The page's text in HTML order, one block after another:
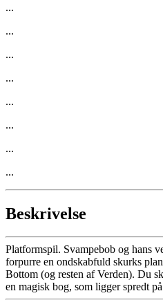
...
...
...
...
...
...
...
...
Beskrivelse
Platformspil. Svampebob og hans
forpurre en ondskabfuld skurks
Bottom (og resten af Verden). Du
en magisk bog, som ligger spredt